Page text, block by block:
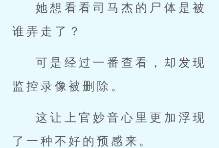
她想看看司马杰的尸体是被
谁弄走了？
可是经过一番查看，却发现
监控录像被删除。
这让上官妙音心里更加浮现
了一种不好的预感来。